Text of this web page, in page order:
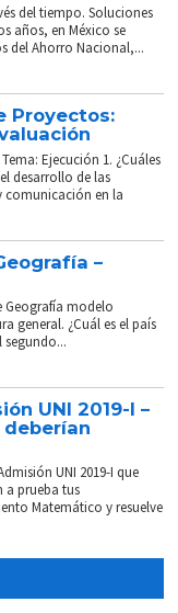
del tiempo. Soluciones
años, en México se
del Ahorro Nacional,...
Proyectos:
Ejecución 1. ¿Cuáles
desarrollo de las
comunicación en la
–
Geografía modelo
general. ¿Cuál es el país
segundo...
UNI 2019-I –
deberían
UNI 2019-I que
a prueba tus
Matemático y resuelve